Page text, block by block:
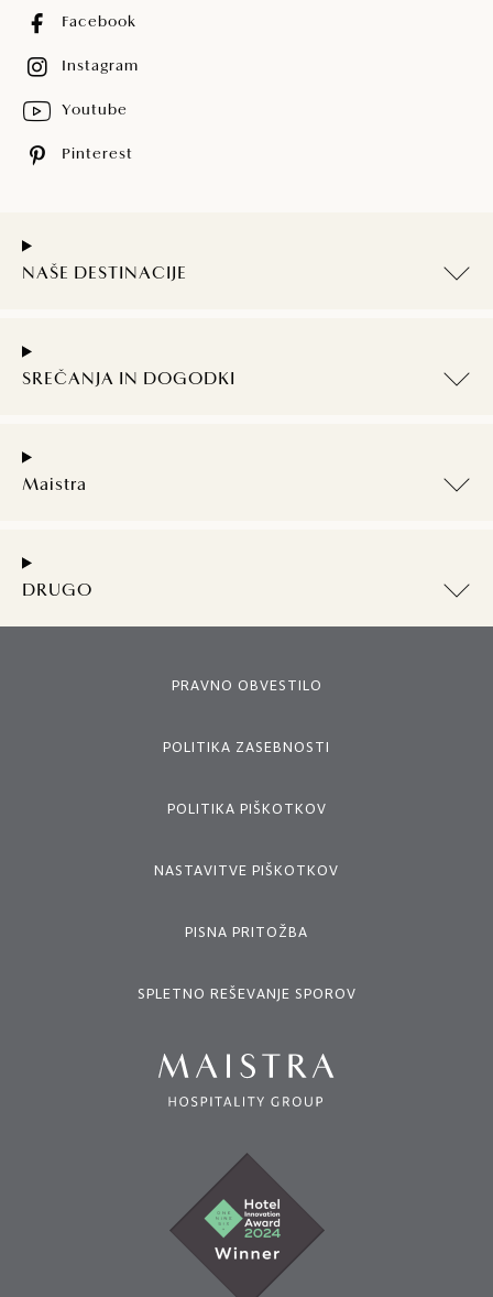
Facebook
Instagram
Youtube
Pinterest
NAŠE DESTINACIJE
SREČANJA IN DOGODKI
Maistra
DRUGO
PRAVNO OBVESTILO
POLITIKA ZASEBNOSTI
POLITIKA PIŠKOTKOV
NASTAVITVE PIŠKOTKOV
PISNA PRITOŽBA
SPLETNO REŠEVANJE SPOROV